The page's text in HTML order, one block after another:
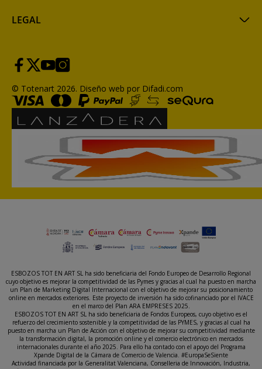
LEGAL
© Totenart 2026. Diseño web por Difadi.com
ESBOZOS TOT EN ART SL ha sido beneficiaria del Fondo Europeo de Desarrollo Regional
cuyo objetivo es mejorar la competitividad de las Pymes y gracias al cual ha puesto en marcha
un Plan de Marketing Digital Internacional con el objetivo de mejorar su posicionamiento
online en mercados exteriores. Este proyecto de inversión ha sido cofinanciado por el IVACE
en el marco del Plan ARA EMPRESES 2025.
ESBOZOS TOT EN ART SL ha sido beneficiaria de Fondos Europeos, cuyo objetivo es el
refuerzo del crecimiento sostenible y la competitividad de las PYMES, y gracias al cual ha
puesto en marcha un Plan de Acción con el objetivo de mejorar su competitividad mediante
la transformación digital, la promoción online y el comercio electrónico en mercados
internacionales durante el año 2025. Para ello ha contado con el apoyo del Programa
Xpande Digital de la Cámara de Comercio de Valencia. #EuropaSeSiente
Actividad financiada por la Generalitat Valenciana, Conselleria de Innovación, Industria,